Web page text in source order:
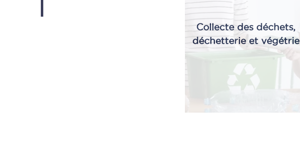
Collecte des déchets,
déchetterie et végétrie